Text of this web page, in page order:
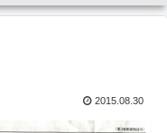
2015.08.30